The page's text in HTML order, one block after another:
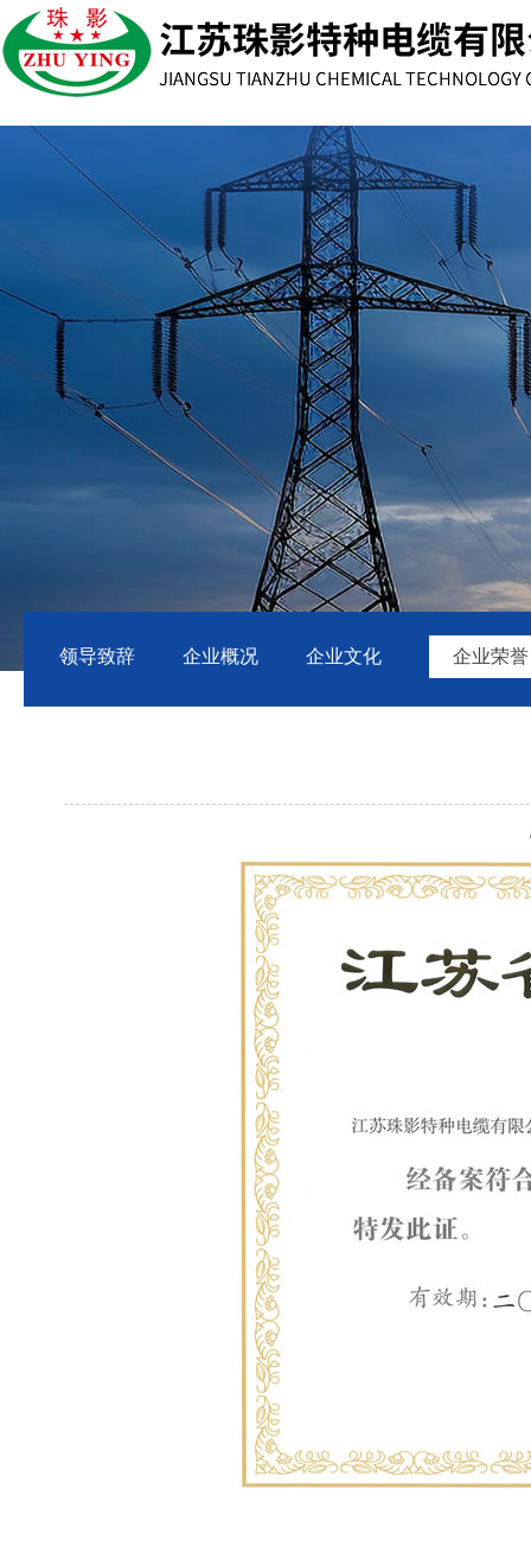
领导致辞 企业概况 企业文化 企业荣誉